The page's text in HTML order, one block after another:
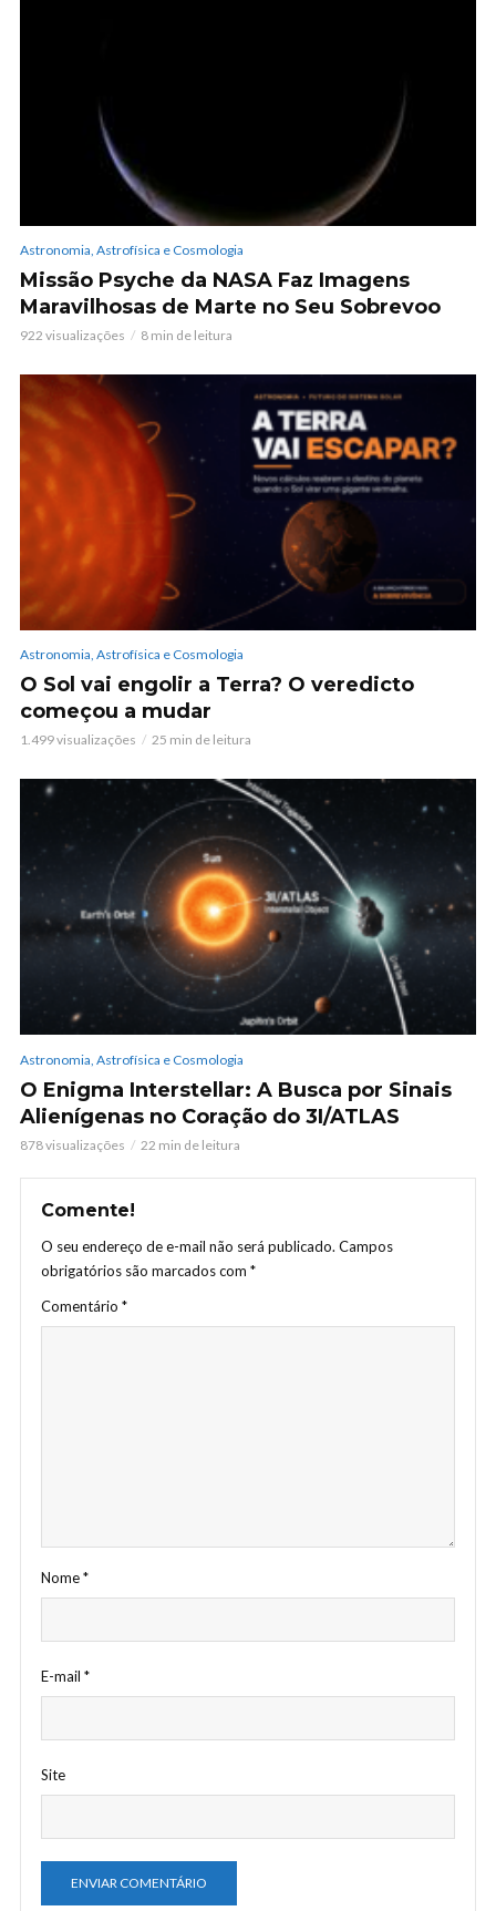
Astronomia, Astrofísica e Cosmologia
Missão Psyche da NASA Faz Imagens
Maravilhosas de Marte no Seu Sobrevoo
922 visualizações 8 min de leitura
Astronomia, Astrofísica e Cosmologia
O Sol vai engolir a Terra? O veredicto
começou a mudar
1.499 visualizações 25 min de leitura
Astronomia, Astrofísica e Cosmologia
O Enigma Interstellar: A Busca por Sinais
Alienígenas no Coração do 3I/ATLAS
878 visualizações 22 min de leitura
Comente!
O seu endereço de e-mail não será publicado. Campos
obrigatórios são marcados com *
Comentário *
Nome*
E-mail *
Site